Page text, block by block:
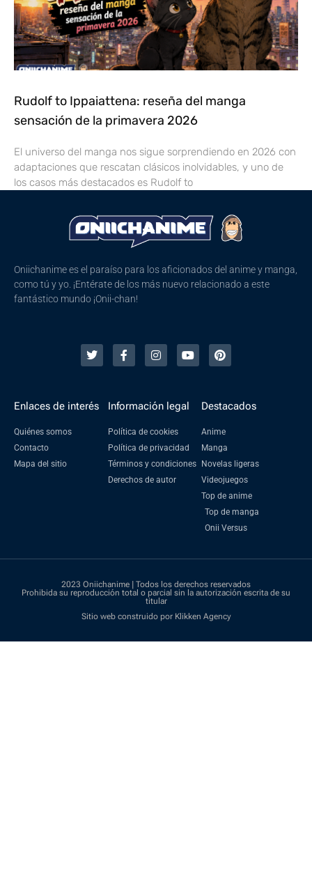
Rudolf to Ippaiattena: reseña del manga
sensación de la primavera 2026
El universo del manga nos sigue sorprendiendo en 2026 con
adaptaciones que rescatan clásicos inolvidables, y uno de
los casos más destacados es Rudolf to
Oniichanime es el paraíso para los aficionados del anime y manga,
como tú y yo. ¡Entérate de los más nuevo relacionado a este
fantástico mundo ¡Onii-chan!
Enlaces de interés
Quiénes somos
Contacto
Mapa del sitio
Información legal
Política de cookies
Política de privacidad
Términos y condiciones
Derechos de autor
Destacados
Anime
Manga
Novelas ligeras
Videojuegos
Top de anime
Top de manga
Onii Versus
2023 Oniichanime | Todos los derechos reservados
Prohibida su reproducción total o parcial sin la autorización escrita de su
titular
Sitio web construido por Klikken Agency